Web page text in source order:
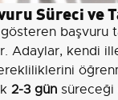
Süreci ve
gösteren başvuru
Adaylar, kendi
2-3 günsüreceği